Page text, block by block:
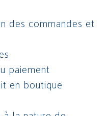
des commandes et
paiement
en boutique